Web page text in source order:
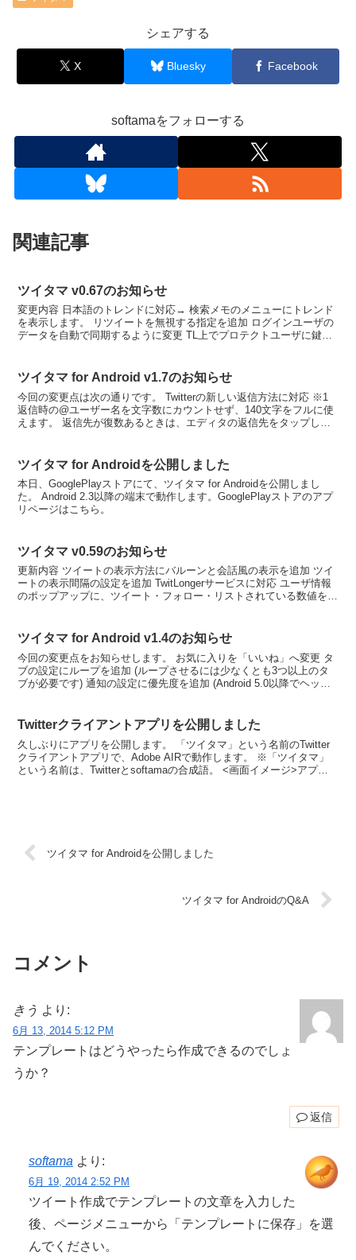
シェアする
X Bluesky Facebook
softamaをフォローする
関連記事
ツイタマ v0.67のお知らせ
変更内容 日本語のトレンドに対応→ 検索メモのメニューにトレンド
を表示します。 リツイートを無視する指定を追加 ログインユーザの
データを自動で同期するように変更 TL上でプロテクトユーザに鍵マ
ツイタマ for Android v1.7のお知らせ
今回の変更点は次の通りです。 Twitterの新しい返信方法に対応 ※1
返信時の@ユーザー名を文字数にカウントせず、140文字をフルに使
えます。 返信先が復数あるときは、エディタの返信先をタップして
ツイタマ for Androidを公開しました
本日、GooglePlayストアにて、ツイタマ for Androidを公開しまし
た。 Android 2.3以降の端末で動作します。GooglePlayストアのアプ
リページはこちら。
ツイタマ v0.59のお知らせ
更新内容 ツイートの表示方法にバルーンと会話風の表示を追加 ツイ
ートの表示間隔の設定を追加 TwitLongerサービスに対応 ユーザ情報
のポップアップに、ツイート・フォロー・リストされている数値を表
ツイタマ for Android v1.4のお知らせ
今回の変更点をお知らせします。 お気に入りを「いいね」へ変更 タ
ブの設定にループを追加 (ループさせるには少なくとも3つ以上のタ
ブが必要です) 通知の設定に優先度を追加 (Android 5.0以降でヘッド
Twitterクライアントアプリを公開しました
久しぶりにアプリを公開します。 「ツイタマ」という名前のTwitter
クライアントアプリで、Adobe AIRで動作します。 ※「ツイタマ」
という名前は、Twitterとsoftamaの合成語。 <画面イメージ>アプリ
ツイタマ for Androidを公開しました
ツイタマ for AndroidのQ&A
コメント
きう より:
6月 13, 2014 5:12 PM
テンプレートはどうやったら作成できるのでしょ
うか？
返信
softama より:
6月 19, 2014 2:52 PM
ツイート作成でテンプレートの文章を入力した
後、ページメニューから「テンプレートに保存」を選
んでください。